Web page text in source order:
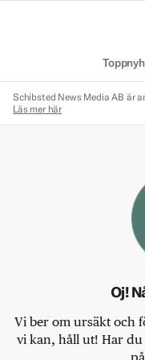
Schibsted News Media AB är
Läs mer här
Oj!
Vi ber om ursäkt och
vi kan, håll ut! Har